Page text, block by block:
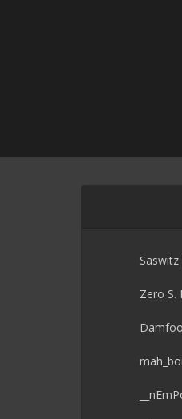
Saswitz
Zero S.
mah_boi